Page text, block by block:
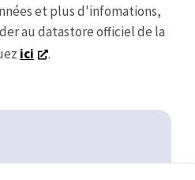
et plus d'infomations,
au datastore officiel de la
ici .